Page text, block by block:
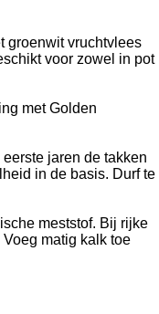
groenwit vruchtvlees
voor zowel in pot
met Golden
jaren de takken
in de basis. Durf te
meststof. Bij rijke
matig kalk toe